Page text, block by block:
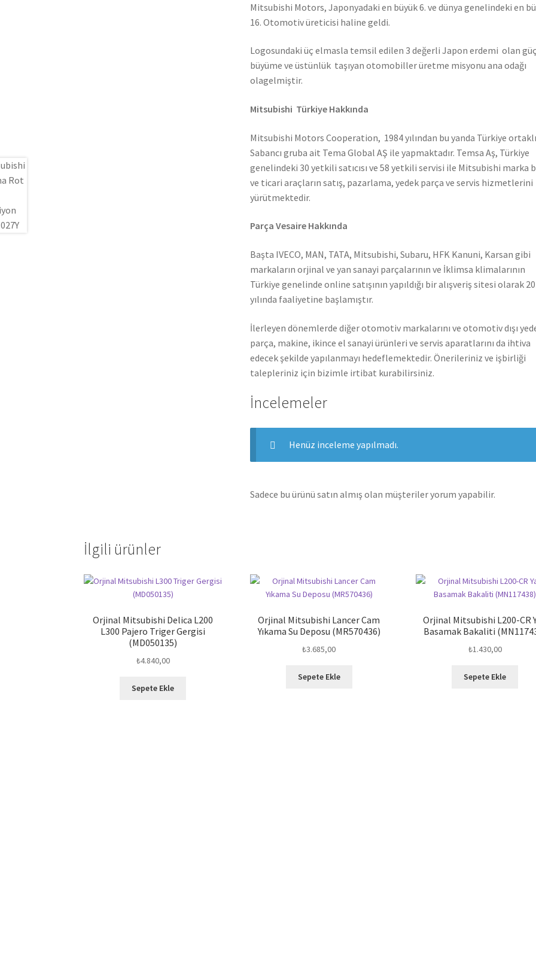
Mitsubishi Motors, Japonyadaki en büyük 6. ve dünya genelindeki en
16. Otomotiv üreticisi haline geldi.
Logosundaki üç elmasla temsil edilen 3 değerli Japon erdemi olan
büyüme ve üstünlük taşıyan otomobiller üretme misyonu ana odağı
olagelmiştir.
Mitsubishi Türkiye Hakkında
Mitsubishi Motors Cooperation, 1984 yılından bu yanda Türkiye
Sabancı gruba ait Tema Global AŞ ile yapmaktadır. Temsa Aş, Türkiye
genelindeki 30 yetkili satıcısı ve 58 yetkili servisi ile Mitsubishi marka
ve ticari araçların satış, pazarlama, yedek parça ve servis hizmetlerini
yürütmektedir.
Parça Vesaire Hakkında
Başta IVECO, MAN, TATA, Mitsubishi, Subaru, HFK Kanuni, Karsan gibi
markaların orjinal ve yan sanayi parçalarının ve İklimsa klimalarının
Türkiye genelinde online satışının yapıldığı bir alışveriş sitesi olarak
yılında faaliyetine başlamıştır.
İlerleyen dönemlerde diğer otomotiv markalarını ve otomotiv dışı
parça, makine, ikince el sanayi ürünleri ve servis aparatlarını da ihtiva
edecek şekilde yapılanmayı hedeflemektedir. Önerileriniz ve işbirliği
talepleriniz için bizimle irtibat kurabilirsiniz.
İncelemeler
Henüz inceleme yapılmadı.
Sadece bu ürünü satın almış olan müşteriler yorum yapabilir.
İlgili ürünler
Orjinal Mitsubishi Delica L200
L300 Pajero Triger Gergisi
(MD050135)
₺4.840,00
Sepete Ekle
Orjinal Mitsubishi Lancer Cam
Yıkama Su Deposu (MR570436)
₺3.685,00
Sepete Ekle
Orjinal Mitsubishi L200-CR
Basamak Bakaliti
₺1.430,00
Sepete Ekle